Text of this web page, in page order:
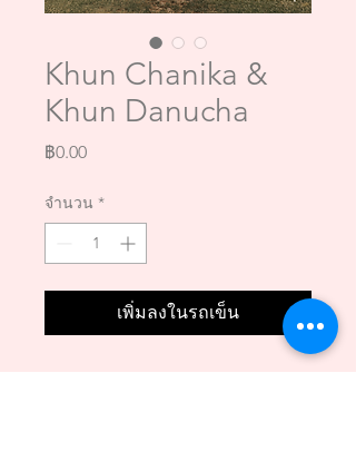
Khun Chanika &
Khun Danucha
฿0.00ราคา
จำนวน *
เพิ่มลงในรถเข็น